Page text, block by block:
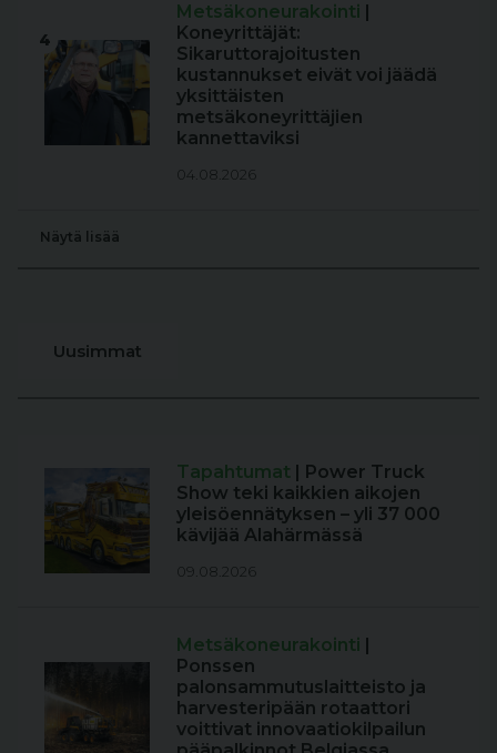
4
Metsäkoneurakointi |
Koneyrittäjät:
Sikaruttorajoitusten
kustannukset eivät voi jäädä
yksittäisten
metsäkoneyrittäjien
kannettaviksi
04.08.2026
Näytä lisää
Uusimmat
Tapahtumat | Power Truck
Show teki kaikkien aikojen
yleisöennätyksen – yli 37 000
kävijää Alahärmässä
09.08.2026
Metsäkoneurakointi |
Ponssen
palonsammutuslaitteisto ja
harvesteripään rotaattori
voittivat innovaatiokilpailun